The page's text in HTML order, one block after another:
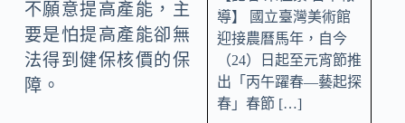
不願意提高產能，主
要是怕提高產能卻無
法得到健保核價的保
障。
導】 國立臺灣美術館
迎接農曆馬年，自今
（24）日起至元宵節推
出「丙午躍春—藝起探
春」春節 […]